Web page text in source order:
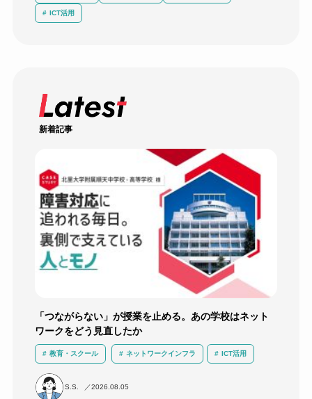
ICT活用
新着記事
「つながらない」が授業を止める。あの学校はネット
ワークをどう見直したか
教育・スクール ネットワークインフラ ICT活用
運用負荷軽減
S.S.
2026.08.05